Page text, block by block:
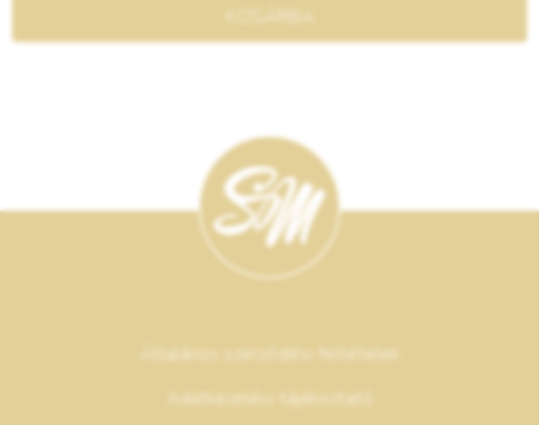
Általános szerződési feltételek
Adatkezelési tájékoztató